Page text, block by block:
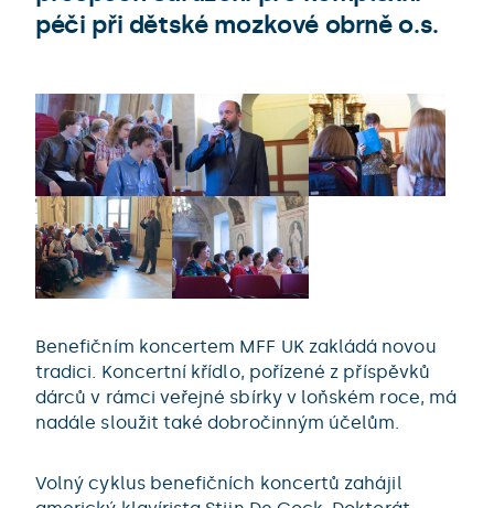
péči při dětské mozkové obrně o.s.
Benefičním koncertem MFF UK zakládá novou
tradici. Koncertní křídlo, pořízené z příspěvků
dárců v rámci veřejné sbírky v loňském roce, má
nadále sloužit také dobročinným účelům.
Volný cyklus benefičních koncertů zahájil